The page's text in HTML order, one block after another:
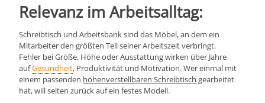
Relevanz im Arbeitsalltag:
Schreibtisch und Arbeitsbank sind das Möbel, an dem ein
Mitarbeiter den größten Teil seiner Arbeitszeit verbringt.
Fehler bei Größe, Höhe oder Ausstattung wirken über Jahre
aufGesundheit, Produktivität und Motivation. Wer einmal mit
einem passenden höhenverstellbaren Schreibtisch gearbeitet
hat, will selten zurück auf ein festes Modell.